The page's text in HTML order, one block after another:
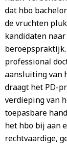
dat hbo
de vruchten
kandidaten
professional
aansluiting van
draagt het PD-
verdieping van
toepasbare
het hbo bij aan
rechtvaardige,